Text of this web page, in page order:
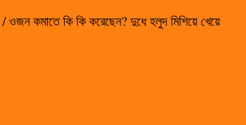
/ওজন কমাতে কি কি করেছেন? দুধে হলুদ মিশিয়ে খেয়ে